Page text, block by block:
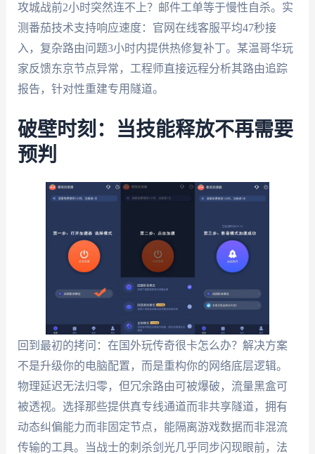
攻城战前2小时突然连不上？邮件工单等于慢性自杀。实
测番茄技术支持响应速度：官网在线客服平均47秒接
入，复杂路由问题3小时内提供热修复补丁。某温哥华玩
家反馈东京节点异常，工程师直接远程分析其路由追踪
报告，针对性重建专用隧道。
破壁时刻：当技能释放不再需要
预判
回到最初的拷问：在国外玩传奇很卡怎么办？解决方案
不是升级你的电脑配置，而是重构你的网络底层逻辑。
物理延迟无法归零，但冗余路由可被爆破，流量黑盒可
被透视。选择那些提供真专线通道而非共享隧道，拥有
动态纠偏能力而非固定节点，能隔离游戏数据而非混流
传输的工具。当战士的刺杀剑光几乎同步闪现眼前，法